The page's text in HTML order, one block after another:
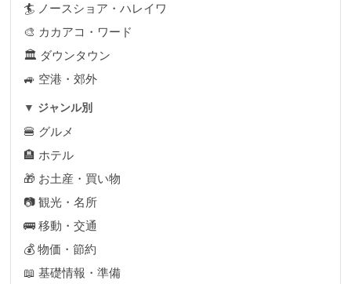
🏄 ノースショア・ハレイワ
🎨 カカアコ・ワード
🏛 ダウンタウン
🚙 空港・郊外
▼ ジャンル別
🍔 グルメ
🏨 ホテル
🎁 お土産・買い物
📷 観光・名所
🚌 移動・交通
💰 物価・節約
📖 基礎情報・準備